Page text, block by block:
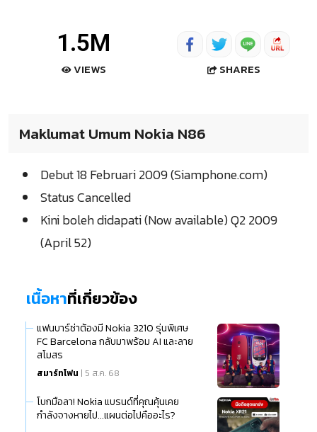
1.5M
VIEWS SHARES
Maklumat Umum Nokia N86
Debut 18 Februari 2009 (Siamphone.com)
Status Cancelled
Kini boleh didapati (Now available) Q2 2009
(April 52)
เนื้อหาที่เกี่ยวข้อง
แฟนบาร์ซ่าต้องมี Nokia 3210 รุ่นพิเศษ
FC Barcelona กลับมาพร้อม AI และลาย
สโมสร
สมาร์ทโฟน | 5 ส.ค. 68
โบกมือลา! Nokia แบรนด์ที่คุณคุ้นเคย
กำลังจางหายไป...แผนต่อไปคืออะไร?